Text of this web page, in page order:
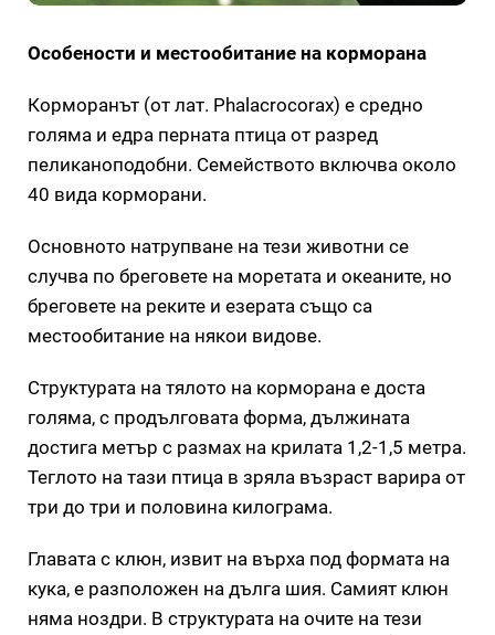
Особености и местообитание на корморана
Корморанът (от лат. Phalacrocorax) е средно
голяма и едра перната птица от разред
пеликаноподобни. Семейството включва около
40 вида корморани.
Основното натрупване на тези животни се
случва по бреговете на моретата и океаните, но
бреговете на реките и езерата също са
местообитание на някои видове.
Структурата на тялото на корморана е доста
голяма, с продълговата форма, дължината
достига метър с размах на крилата 1,2-1,5 метра.
Теглото на тази птица в зряла възраст варира от
три до три и половина килограма.
Главата с клюн, извит на върха под формата на
кука, е разположен на дълга шия. Самият клюн
няма ноздри. В структурата на очите на тези